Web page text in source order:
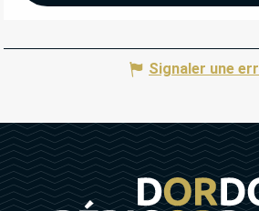
Signaler une